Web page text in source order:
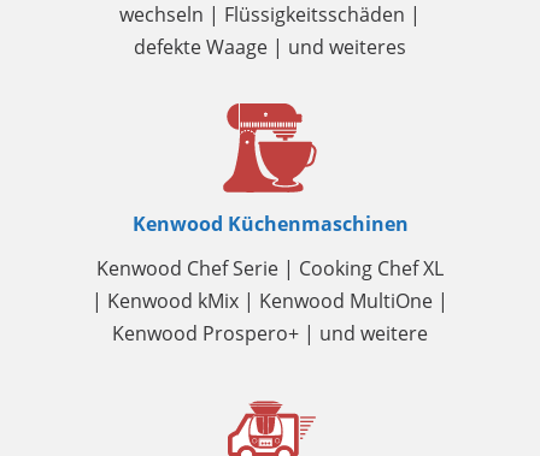
wechseln | Flüssigkeitsschäden |
defekte Waage | und weiteres
Kenwood Küchenmaschinen
Kenwood Chef Serie | Cooking Chef XL
| Kenwood kMix | Kenwood MultiOne |
Kenwood Prospero+ | und weitere